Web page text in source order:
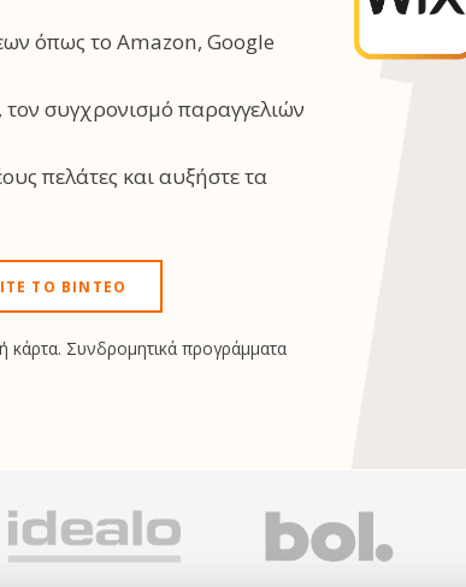
όπως το Amazon, Google
συγχρονισμό παραγγελιών
πελάτες και αυξήστε τα
ΤΟ ΒΊΝΤΕΟ
κάρτα. Συνδρομητικά προγράμματα